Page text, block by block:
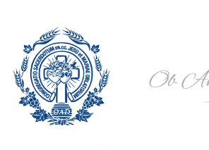
content
Portal de los Padres Oblatos.
Oraciones, Música religiosa y más